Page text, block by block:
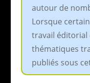
autour de
Lorsque
travail éditorial
thématiques
publiés sous